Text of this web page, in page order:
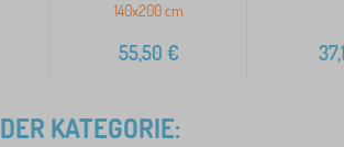
140x200 cm
55,50 €
KATEGORIE: